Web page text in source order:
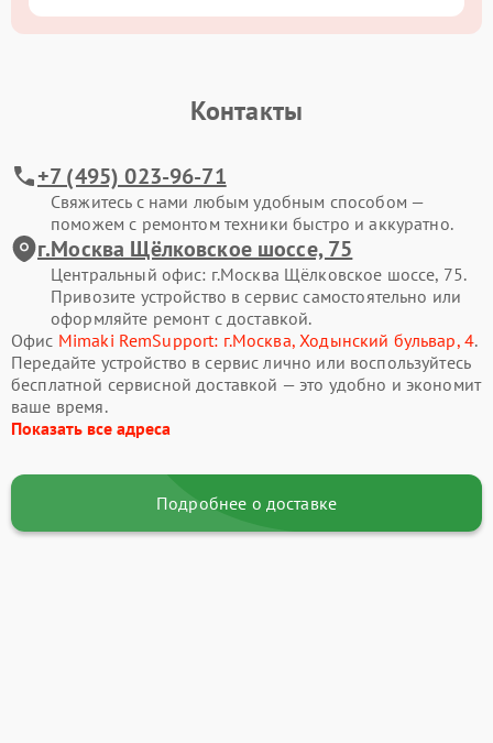
Контакты
+7 (495) 023-96-71
Свяжитесь с нами любым удобным способом —
поможем с ремонтом техники быстро и аккуратно.
г.Москва Щёлковское шоссе, 75
Центральный офис: г.Москва Щёлковское шоссе, 75.
Привозите устройство в сервис самостоятельно или
оформляйте ремонт с доставкой.
Офис Mimaki RemSupport: г.Москва, Ходынский бульвар, 4.
Передайте устройство в сервис лично или воспользуйтесь
бесплатной сервисной доставкой — это удобно и экономит
ваше время.
Показать все адреса
Подробнее о доставке